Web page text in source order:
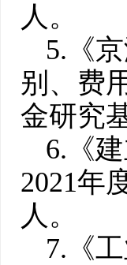
人。
5.《
别、费
金研究
6.《
2021年
人。
7.《